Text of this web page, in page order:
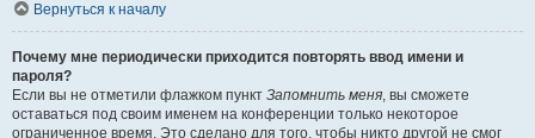
Вернуться к началу
Почему мне периодически приходится повторять ввод имени и
пароля?
Если вы не отметили флажком пункт Запомнить меня, вы сможете
оставаться под своим именем на конференции только некоторое
ограниченное время. Это сделано для того, чтобы никто другой не смог